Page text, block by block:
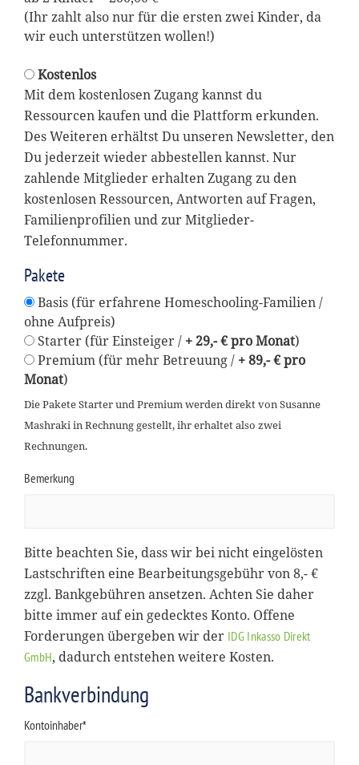
(Ihr zahlt also nur für die ersten zwei Kinder, da
wir euch unterstützen wollen!)
Kostenlos
Mit dem kostenlosen Zugang kannst du
Ressourcen kaufen und die Plattform erkunden.
Des Weiteren erhältst Du unseren Newsletter, den
Du jederzeit wieder abbestellen kannst. Nur
zahlende Mitglieder erhalten Zugang zu den
kostenlosen Ressourcen, Antworten auf Fragen,
Familienprofilien und zur Mitglieder-
Telefonnummer.
Pakete
Basis (für erfahrene Homeschooling-Familien /
ohne Aufpreis)
Starter (für Einsteiger / + 29,- € pro Monat)
Premium (für mehr Betreuung / + 89,- € pro
Monat)
Die Pakete Starter und Premium werden direkt von Susanne
Mashraki in Rechnung gestellt, ihr erhaltet also zwei
Rechnungen.
Bemerkung
Bitte beachten Sie, dass wir bei nicht eingelösten
Lastschriften eine Bearbeitungsgebühr von 8,- €
zzgl. Bankgebühren ansetzen. Achten Sie daher
bitte immer auf ein gedecktes Konto. Offene
Forderungen übergeben wir der IDG Inkasso Direkt
GmbH, dadurch entstehen weitere Kosten.
Bankverbindung
Kontoinhaber*